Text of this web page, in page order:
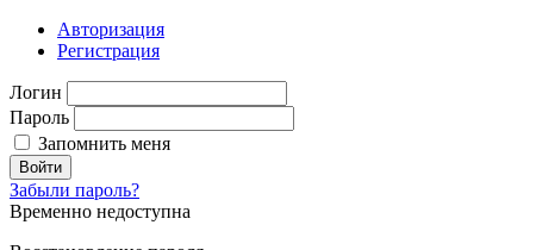
Авторизация
Регистрация
Логин
Пароль
Запомнить меня
Войти
Забыли пароль?
Временно недоступна